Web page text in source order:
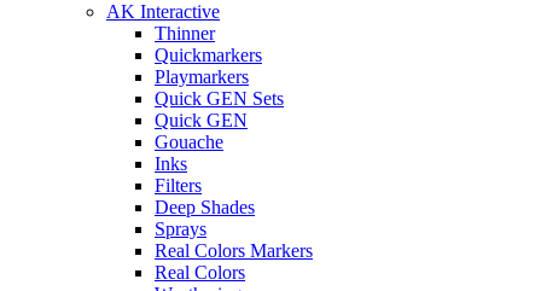
AK Interactive
Thinner
Quickmarkers
Playmarkers
Quick GEN Sets
Quick GEN
Gouache
Inks
Filters
Deep Shades
Sprays
Real Colors Markers
Real Colors